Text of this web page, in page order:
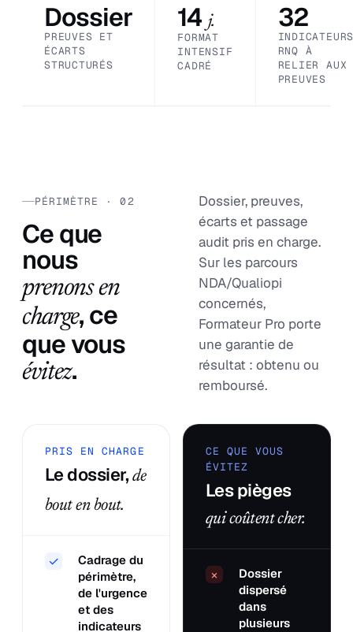
Dossier
PREUVES ET
ÉCARTS
STRUCTURÉS
14 j.
FORMAT
INTENSIF
CADRÉ
32
RNQ À
RELIER AUX
PREUVES
PÉRIMÈTRE · 02
Ce que
nous
prenons en
charge, ce
que vous
évitez.
Dossier, preuves,
écarts et passage
audit pris en charge.
Sur les parcours
NDA/Qualiopi
concernés,
Formateur Pro porte
une garantie de
résultat : obtenu ou
remboursé.
PRIS EN CHARGE
Le dossier,de
bout en bout.
✓
Cadrage du
périmètre,
de l'urgence
et des
indicateurs
CE QUE VOUS
ÉVITEZ
Les pièges
qui coûtent cher.
×
Dossier
dispersé
dans
plusieurs